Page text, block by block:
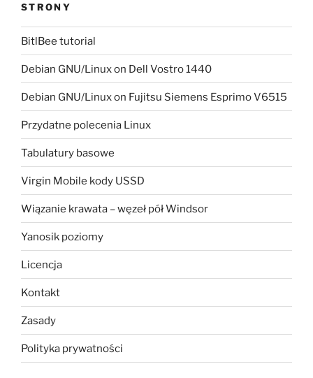
STRONY
BitlBee tutorial
Debian GNU/Linux on Dell Vostro 1440
Debian GNU/Linux on Fujitsu Siemens Esprimo V6515
Przydatne polecenia Linux
Tabulatury basowe
Virgin Mobile kody USSD
Wiązanie krawata – węzeł pół Windsor
Yanosik poziomy
Licencja
Kontakt
Zasady
Polityka prywatności